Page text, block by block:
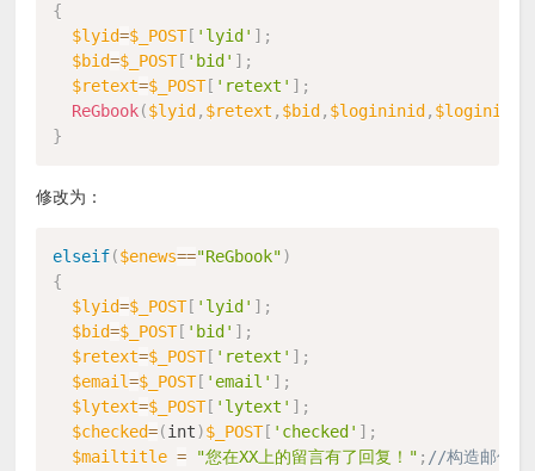
{
$lyid=$_POST[ 'lyid' ] ;
$bid=$_POST[ 'bid' ] ;
$retext=$_POST[ 'retext' ] ;
ReGbook($lyid , $retext , $bid , $logininid , $loginin
}
修改为：
elseif($enews=="ReGbook")
{
$lyid=$_POST[ 'lyid' ] ;
$bid=$_POST[ 'bid' ] ;
$retext=$_POST[ 'retext' ] ;
$email=$_POST[ 'email' ] ;
$lytext=$_POST[ 'lytext' ] ;
$checked=(int)$_POST[ 'checked' ] ;
$mailtitle = "您在XX上的留言有了回复！" ; //构造邮件主